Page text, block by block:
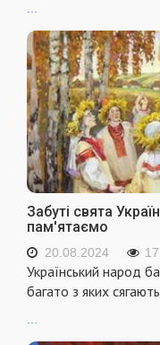
...
Забуті свята
пам'ятаємо
20.08.2024
Український народ
багато з яких